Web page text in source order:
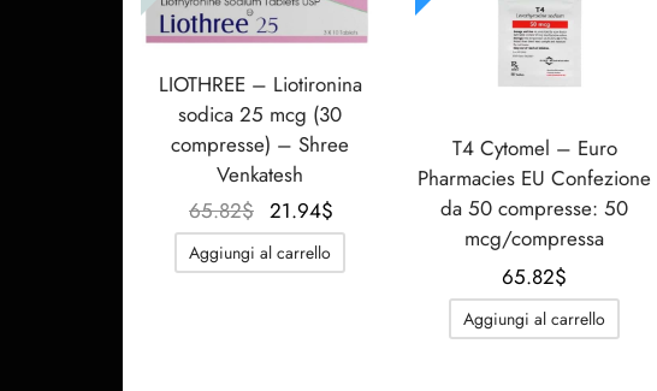
LIOTHREE – Liotironina
sodica 25 mcg (30
compresse) – Shree
Venkatesh
65.82$
Il
prezzo
originale
21.94$
prezzo
attuale
Aggiungi al carrello
T4 Cytomel – Euro
Pharmacies EU Confezione
da 50 compresse: 50
mcg/compressa
65.82$
Aggiungi al carrello